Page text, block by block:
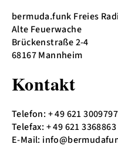
bermuda.funk Freies
Alte Feuerwache
Brückenstraße 2-4
68167 Mannheim
Kontakt
Telefon: + 49 621 3009797
Telefax: + 49 621 3368863
E-Mail: